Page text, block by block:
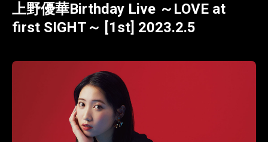
上野優華Birthday Live ～LOVE at
first SIGHT～ [1st] 2023.2.5